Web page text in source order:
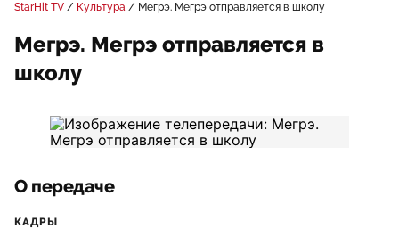
StarHit TV Культура Мегрэ. Мегрэ отправляется в школу
Мегрэ. Мегрэ отправляется в
школу
О передаче
КАДРЫ